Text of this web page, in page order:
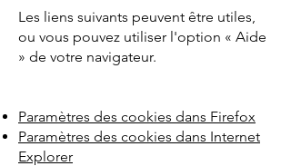
Les liens suivants peuvent être utiles,
ou vous pouvez utiliser l'option « Aide
» de votre navigateur.
Paramètres des cookies dans Firefox
Paramètres des cookies dans Internet
Explorer